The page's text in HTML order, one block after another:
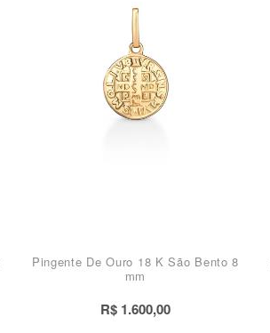
Pingente De Ouro 18 K São Bento 8
mm
R$ 1.600,00